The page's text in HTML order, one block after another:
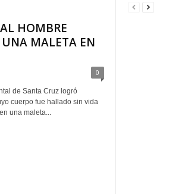
HOMBRE
MALETA EN
0
de Santa Cruz logró
cuerpo fue hallado sin vida
una maleta...